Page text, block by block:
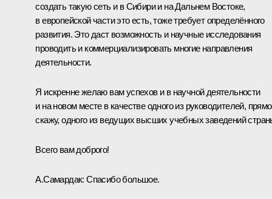
создать такую сеть и в Сибири и на Дальнем Востоке,
в европейской части это есть, тоже требует определённого
развития. Это даст возможность и научные исследования
проводить и коммерциализировать многие направления
деятельности.
Я искренне желаю вам успехов и в научной деятельности
и на новом месте в качестве одного из руководителей, прямо
скажу, одного из ведущих высших учебных заведений
Всего вам доброго!
А.Самардак: Спасибо большое.